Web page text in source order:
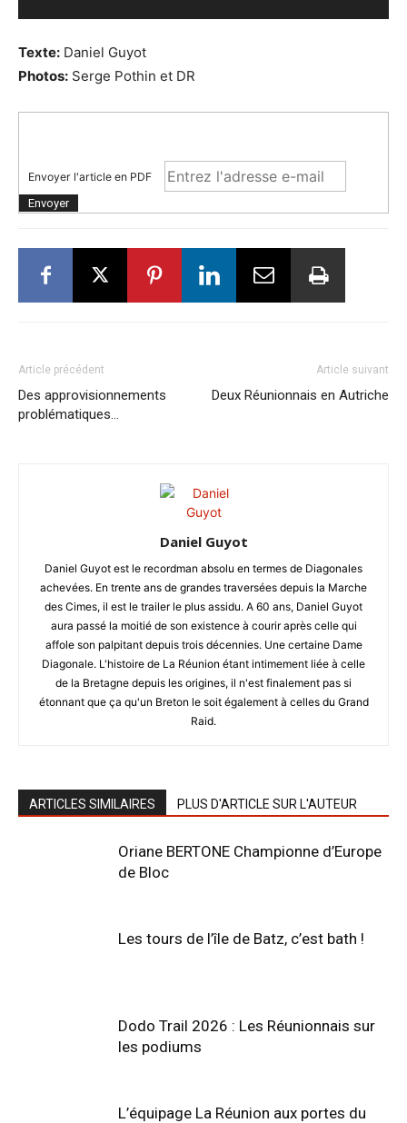
Texte: Daniel Guyot
Photos: Serge Pothin et DR
Envoyer l'article en PDF
Article précédent
Des approvisionnements
problématiques…
Article suivant
Deux Réunionnais en Autriche
Daniel Guyot
Daniel Guyot est le recordman absolu en termes de Diagonales
achevées. En trente ans de grandes traversées depuis la Marche
des Cimes, il est le trailer le plus assidu. A 60 ans, Daniel Guyot
aura passé la moitié de son existence à courir après celle qui
affole son palpitant depuis trois décennies. Une certaine Dame
Diagonale. L'histoire de La Réunion étant intimement liée à celle
de la Bretagne depuis les origines, il n'est finalement pas si
étonnant que ça qu'un Breton le soit également à celles du Grand
Raid.
ARTICLES SIMILAIRES PLUS D'ARTICLE SUR L'AUTEUR
Oriane BERTONE Championne d’Europe
de Bloc
Les tours de l’île de Batz, c’est bath !
Dodo Trail 2026 : Les Réunionnais sur
les podiums
L’équipage La Réunion aux portes du